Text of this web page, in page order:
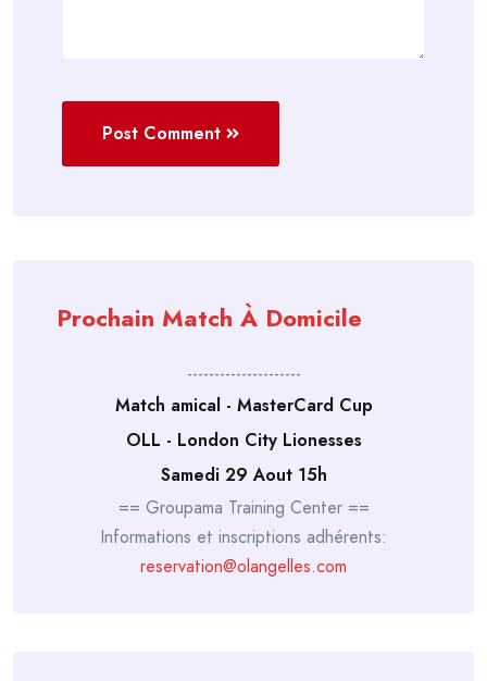
Post Comment
Prochain Match À Domicile
---------------------
Match amical - MasterCard Cup
OLL - London City Lionesses
Samedi 29 Aout 15h
== Groupama Training Center ==
Informations et inscriptions adhérents:
reservation@olangelles.com